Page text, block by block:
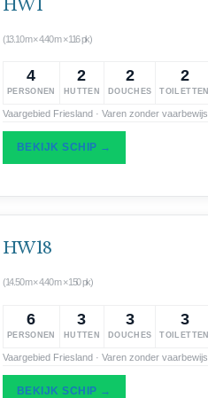
HW 1
(13.10 m × 4.40 m × 116 pk)
4
PERSONEN
2
HUTTEN
2
DOUCHES
2
TOILETTEN
Vaargebied Friesland · Varen zonder vaarbewijs
BEKIJK SCHIP →
HW 18
(14.50 m × 4.40 m × 150 pk)
6
PERSONEN
3
HUTTEN
3
DOUCHES
3
TOILETTEN
Vaargebied Friesland · Varen zonder vaarbewijs
BEKIJK SCHIP →